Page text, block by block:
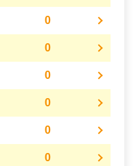
0
0
0
0
0
0